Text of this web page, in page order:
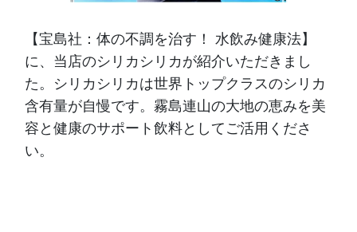
【宝島社：体の不調を治す！ 水飲み健康法】
に、当店のシリカシリカが紹介いただきまし
た。シリカシリカは世界トップクラスのシリカ
含有量が自慢です。霧島連山の大地の恵みを美
容と健康のサポート飲料としてご活用くださ
い。